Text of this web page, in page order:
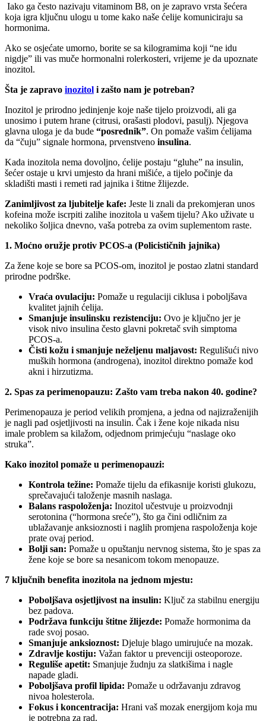
Iako ga često nazivaju vitaminom B8, on je zapravo vrsta šećera
koja igra ključnu ulogu u tome kako naše ćelije komuniciraju sa
hormonima.
Ako se osjećate umorno, borite se sa kilogramima koji “ne idu
nigdje” ili vas muče hormonalni rolerkosteri, vrijeme je da upoznate
inozitol.
Šta je zapravo inozitol i zašto nam je potreban?
Inozitol je prirodno jedinjenje koje naše tijelo proizvodi, ali ga
unosimo i putem hrane (citrusi, orašasti plodovi, pasulj). Njegova
glavna uloga je da bude “posrednik”. On pomaže vašim ćelijama
da “čuju” signale hormona, prvenstveno insulina.
Kada inozitola nema dovoljno, ćelije postaju “gluhe” na insulin,
šećer ostaje u krvi umjesto da hrani mišiće, a tijelo počinje da
skladišti masti i remeti rad jajnika i štitne žlijezde.
Zanimljivost za ljubitelje kafe: Jeste li znali da prekomjeran unos
kofeina može iscrpiti zalihe inozitola u vašem tijelu? Ako uživate u
nekoliko šoljica dnevno, vaša potreba za ovim suplementom raste.
1. Moćno oružje protiv PCOS-a (Policističnih jajnika)
Za žene koje se bore sa PCOS-om, inozitol je postao zlatni standard
prirodne podrške.
Vraća ovulaciju: Pomaže u regulaciji ciklusa i poboljšava
kvalitet jajnih ćelija.
Smanjuje insulinsku rezistenciju: Ovo je ključno jer je
visok nivo insulina često glavni pokretač svih simptoma
PCOS-a.
Čisti kožu i smanjuje neželjenu maljavost: Regulišući nivo
muških hormona (androgena), inozitol direktno pomaže kod
akni i hirzutizma.
2. Spas za perimenopauzu: Zašto vam treba nakon 40. godine?
Perimenopauza je period velikih promjena, a jedna od najizraženijih
je nagli pad osjetljivosti na insulin. Čak i žene koje nikada nisu
imale problem sa kilažom, odjednom primjećuju “naslage oko
struka”.
Kako inozitol pomaže u perimenopauzi:
Kontrola težine: Pomaže tijelu da efikasnije koristi glukozu,
sprečavajući taloženje masnih naslaga.
Balans raspoloženja: Inozitol učestvuje u proizvodnji
serotonina (“hormona sreće”), što ga čini odličnim za
ublažavanje anksioznosti i naglih promjena raspoloženja koje
prate ovaj period.
Bolji san: Pomaže u opuštanju nervnog sistema, što je spas za
žene koje se bore sa nesanicom tokom menopauze.
7 ključnih benefita inozitola na jednom mjestu:
Poboljšava osjetljivost na insulin: Ključ za stabilnu energiju
bez padova.
Podržava funkciju štitne žlijezde: Pomaže hormonima da
rade svoj posao.
Smanjuje anksioznost: Djeluje blago umirujuće na mozak.
Zdravlje kostiju: Važan faktor u prevenciji osteoporoze.
Reguliše apetit: Smanjuje žudnju za slatkišima i nagle
napade gladi.
Poboljšava profil lipida: Pomaže u održavanju zdravog
nivoa holesterola.
Fokus i koncentracija: Hrani vaš mozak energijom koja mu
je potrebna za rad.